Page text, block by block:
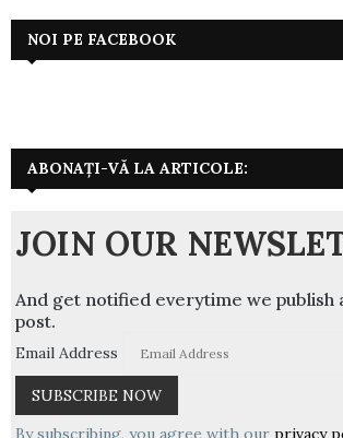
NOI PE FACEBOOK
ABONAȚI-VĂ LA ARTICOLE:
JOIN OUR
And get notified everytime we publish
post.
Email Address
By subscribing, you agree with our privacy